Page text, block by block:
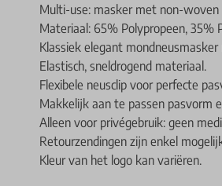
Multi-use: masker met non-
Materiaal: 65% Polypropeen, 35%
Klassiek elegant
Elastisch, sneldrogend materiaal.
Flexibele neusclip voor perfecte
Makkelijk aan te passen pasvorm
Alleen voor privégebruik: geen
Retourzendingen zijn enkel
Kleur van het logo kan variëren.